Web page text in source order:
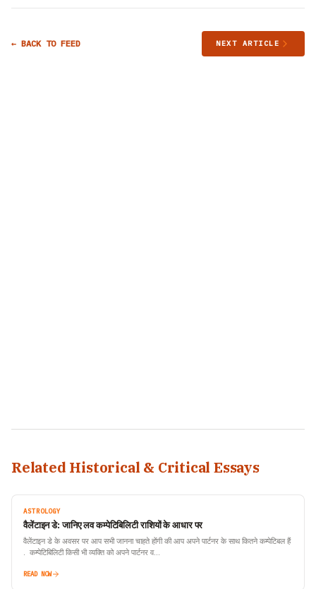
← BACK TO FEED NEXT ARTICLE
Related Historical & Critical Essays
ASTROLOGY
वैलेंटाइन डे: जानिए लव कम्पेटिबिलिटी राशियों के आधार पर
वैलेंटाइन डे के अवसर पर आप सभी जानना चाहते होंगी की आप अपने पार्टनर के साथ कितने कम्पेटिबल हैं
. कम्पेटिबिलिटी किसी भी व्यक्ति को अपने पार्टनर व…
READ NOW